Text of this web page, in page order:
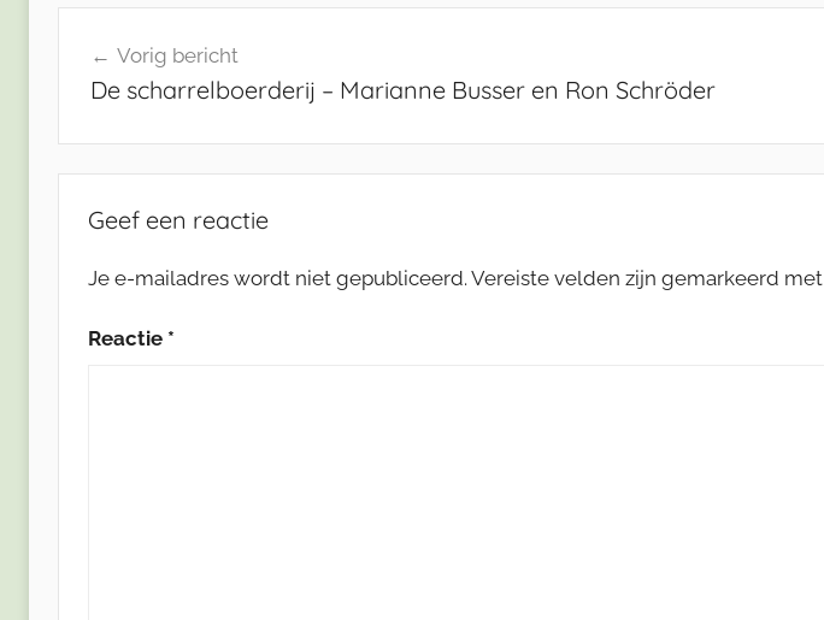
navigatie
Vorig bericht
De scharrelboerderij – Marianne Busser en Ron Schröder
Geef een reactie
Je e-mailadres wordt niet gepubliceerd. Vereiste velden zijn gemarkeerd met
Reactie *